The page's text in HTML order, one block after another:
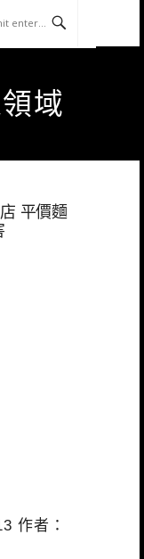
域
平價麵
作者：